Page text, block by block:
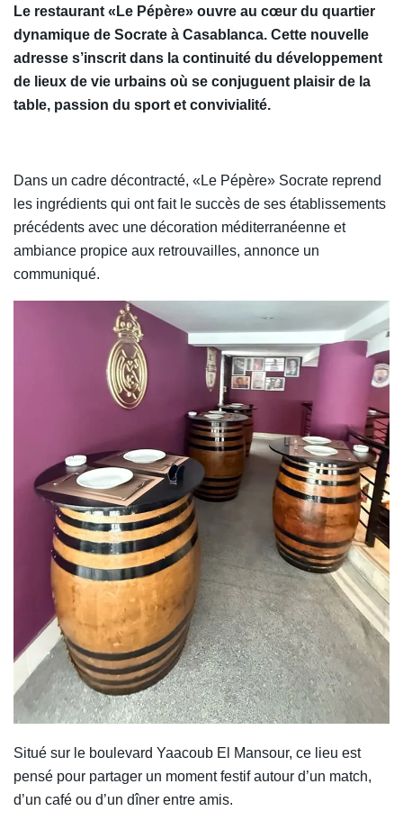
Le restaurant «Le Pépère» ouvre au cœur du quartier
dynamique de Socrate à Casablanca. Cette nouvelle
adresse s’inscrit dans la continuité du développement
de lieux de vie urbains où se conjuguent plaisir de la
table, passion du sport et convivialité.
Dans un cadre décontracté, «Le Pépère» Socrate reprend
les ingrédients qui ont fait le succès de ses établissements
précédents avec une décoration méditerranéenne et
ambiance propice aux retrouvailles, annonce un
communiqué.
Situé sur le boulevard Yaacoub El Mansour, ce lieu est
pensé pour partager un moment festif autour d’un match,
d’un café ou d’un dîner entre amis.